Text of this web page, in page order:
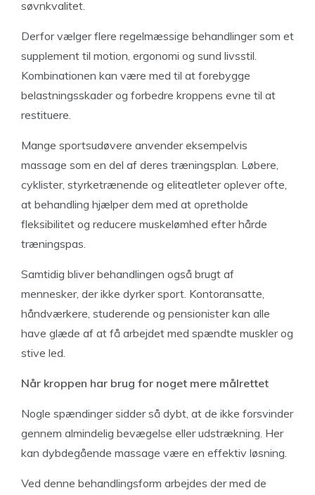
søvnkvalitet.
Derfor vælger flere regelmæssige behandlinger som et
supplement til motion, ergonomi og sund livsstil.
Kombinationen kan være med til at forebygge
belastningsskader og forbedre kroppens evne til at
restituere.
Mange sportsudøvere anvender eksempelvis
massage som en del af deres træningsplan. Løbere,
cyklister, styrketrænende og eliteatleter oplever ofte,
at behandling hjælper dem med at opretholde
fleksibilitet og reducere muskelømhed efter hårde
træningspas.
Samtidig bliver behandlingen også brugt af
mennesker, der ikke dyrker sport. Kontoransatte,
håndværkere, studerende og pensionister kan alle
have glæde af at få arbejdet med spændte muskler og
stive led.
Når kroppen har brug for noget mere målrettet
Nogle spændinger sidder så dybt, at de ikke forsvinder
gennem almindelig bevægelse eller udstrækning. Her
kan dybdegående massage være en effektiv løsning.
Ved denne behandlingsform arbejdes der med de